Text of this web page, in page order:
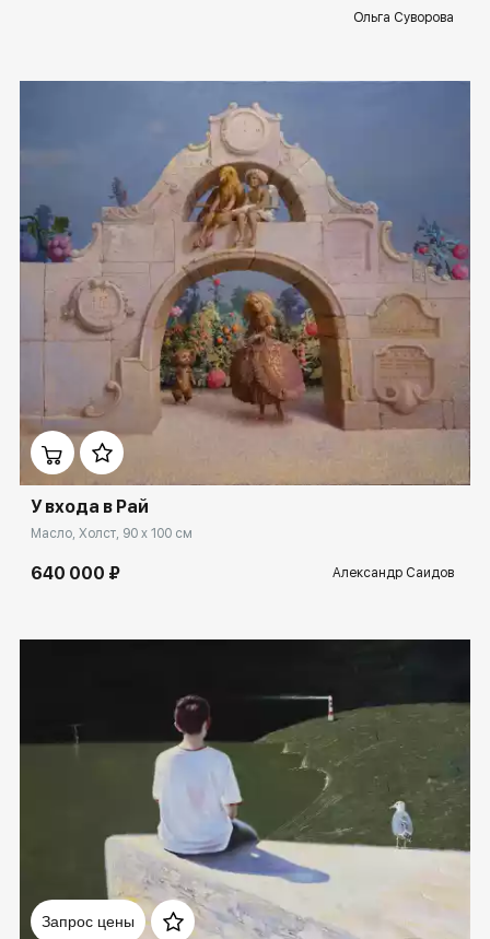
Ольга Суворова
Домен: spb.rakovgallery.ru
У входа в Рай
Масло, Холст, 90 x 100 см
640 000 ₽ Александр Саидов
Запрос цены
spb.rakovgallery.ru